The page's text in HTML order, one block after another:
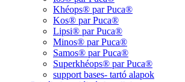
Khéops® par Puca®
Kos® par Puca®
Lipsi® par Puca®
Minos® par Puca®
Samos® par Puca®
Superkhéops® par Puca®
support bases- tartó alapok